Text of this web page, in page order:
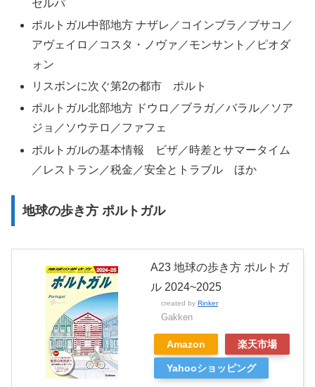
セルパ
ポルトガル中部地方 ナザレ／コインブラ／ブサコ／
アヴェイロ／コスタ・ノヴァ／モンサント／ピオダ
ォン
リスボンに次ぐ第2の都市 ポルト
ポルトガル北部地方 ドウロ／ブラガ／バラル／ソア
ジョ／ソウテロ／ファフェ
ポルトガルの基本情報 ビザ／時差とサマータイム
／レストラン／税金／安全とトラブル ほか
地球の歩き方 ポルトガル
A23 地球の歩き方 ポルトガ
ル 2024~2025
created by Rinker
Gakken
Amazon 楽天市場
Yahooショッピング